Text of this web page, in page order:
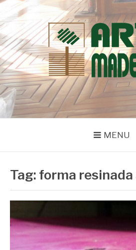
Pular
para
o
conteúdo
BLOG |
Dicas e Novidades sobre Madeiras
MENU
Tag: forma